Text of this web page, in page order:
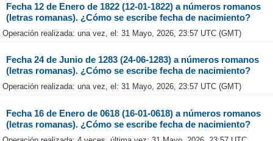
Fecha 12 de Enero de 1822 (12-01-1822) a números romanos
(letras romanas). ¿Cómo se escribe fecha de nacimiento?
Operación realizada: una vez, el: 31 Mayo, 2026, 23:57 UTC (GMT)
Fecha 24 de Junio de 1283 (24-06-1283) a números romanos
(letras romanas). ¿Cómo se escribe fecha de nacimiento?
Operación realizada: una vez, el: 31 Mayo, 2026, 23:57 UTC (GMT)
Fecha 16 de Enero de 0618 (16-01-0618) a números romanos
(letras romanas). ¿Cómo se escribe fecha de nacimiento?